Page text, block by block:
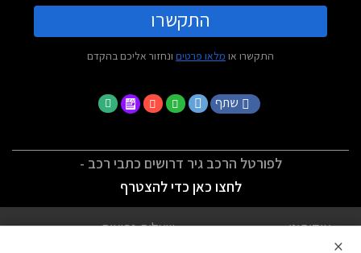
התקשרו
התקשרו או מלאו פרטים ונחזור אליכם בהקדם
שתף
לפורטל הרכב גיר דרושים כתבי רכב -
לחצו כאן כדי להצטרף
אודותינו
שאלות נפוצות
×